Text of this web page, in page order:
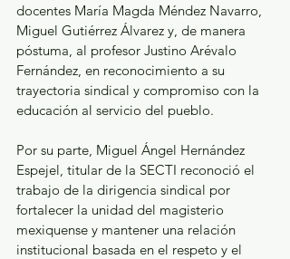
docentes María Magda Méndez Navarro,
Miguel Gutiérrez Álvarez y, de manera
póstuma, al profesor Justino Arévalo
Fernández, en reconocimiento a su
trayectoria sindical y compromiso con la
educación al servicio del pueblo.
Por su parte, Miguel Ángel Hernández
Espejel, titular de la SECTI reconoció el
trabajo de la dirigencia sindical por
fortalecer la unidad del magisterio
mexiquense y mantener una relación
institucional basada en el respeto y el